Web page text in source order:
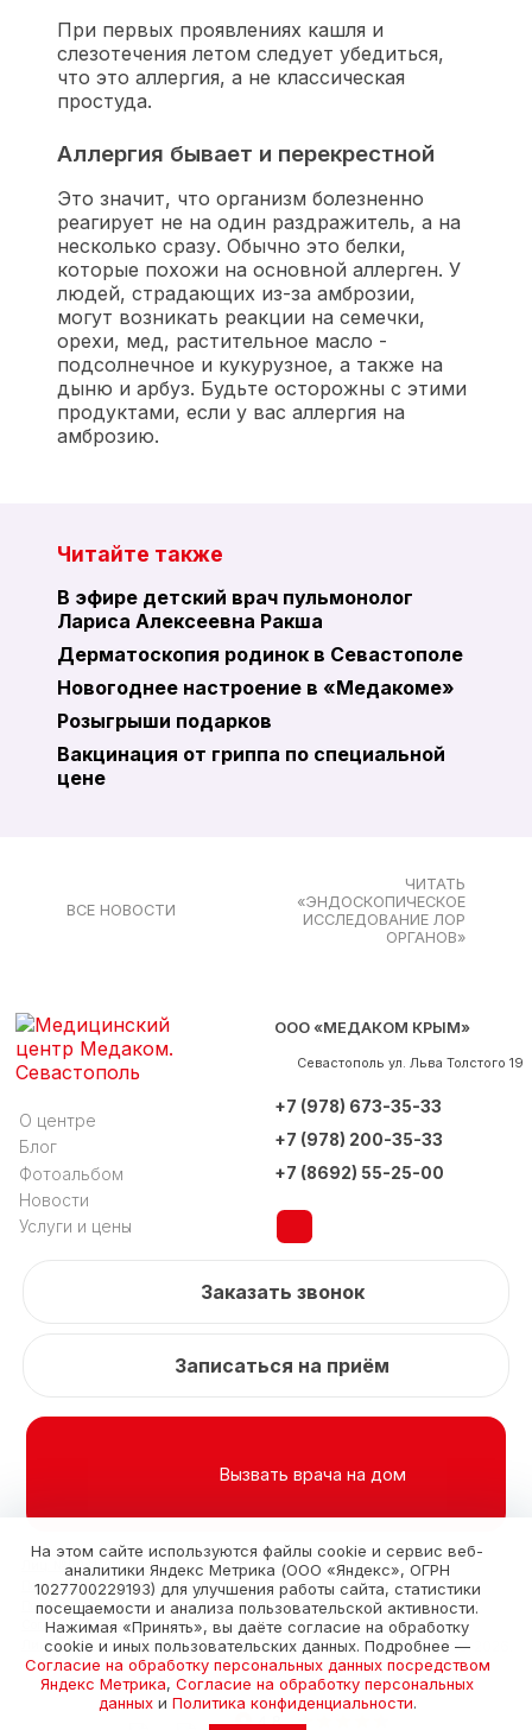
При первых проявлениях кашля и
слезотечения летом следует убедиться,
что это аллергия, а не классическая
простуда.
Аллергия бывает и перекрестной
Это значит, что организм болезненно
реагирует не на один раздражитель, а на
несколько сразу. Обычно это белки,
которые похожи на основной аллерген. У
людей, страдающих из-за амброзии,
могут возникать реакции на семечки,
орехи, мед, растительное масло -
подсолнечное и кукурузное, а также на
дыню и арбуз. Будьте осторожны с этими
продуктами, если у вас аллергия на
амброзию.
Читайте также
В эфире детский врач пульмонолог
Лариса Алексеевна Ракша
Дерматоскопия родинок в Севастополе
Новогоднее настроение в «Медакоме»
Розыгрыши подарков
Вакцинация от гриппа по специальной
цене
ВСЕ НОВОСТИ
ЧИТАТЬ
«ЭНДОСКОПИЧЕСКОЕ
ИССЛЕДОВАНИЕ ЛОР
ОРГАНОВ»
ООО «МЕДАКОМ КРЫМ»
Севастополь ул. Льва Толстого 19
+7 (978) 673-35-33
+7 (978) 200-35-33
+7 (8692) 55-25-00
Заказать звонок
Записаться на приём
Вызвать врача на дом
Лиц. №Л041-01138-92/00301077 от 18.09.2015
Пользовательскуое соглашение
Политика конфиденциальности
Согласие на обработку персональных данных
Лицензии и документы
О центре
Блог
Фотоальбом
Новости
Услуги и цены
© 2010-2026.
На этом сайте используются файлы cookie и сервис веб-
аналитики Яндекс Метрика (ООО «Яндекс», ОГРН
1027700229193) для улучшения работы сайта, статистики
посещаемости и анализа пользовательской активности.
Нажимая «Принять», вы даёте согласие на обработку
cookie и иных пользовательских данных. Подробнее —
Согласие на обработку персональных данных посредством
Яндекс Метрика, Согласие на обработку персональных
данныхи Политика конфиденциальности.